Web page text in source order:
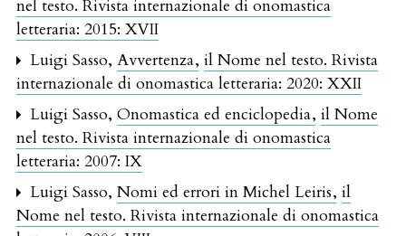
nel testo. Rivista internazionale di onomastica
letteraria: 2015: XVII
Luigi Sasso, Avvertenza, il Nome nel testo. Rivista
internazionale di onomastica letteraria: 2020: XXII
Luigi Sasso, Onomastica ed enciclopedia, il Nome
nel testo. Rivista internazionale di onomastica
letteraria: 2007: IX
Luigi Sasso, Nomi ed errori in Michel Leiris, il
Nome nel testo. Rivista internazionale di onomastica